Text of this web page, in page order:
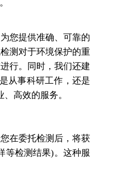
您提供准确、可靠的
测对于环境保护的重
行。同时，我们还建
从事科研工作，还是
高效的服务。
在委托检测后，将获
等检测结果)。这种服